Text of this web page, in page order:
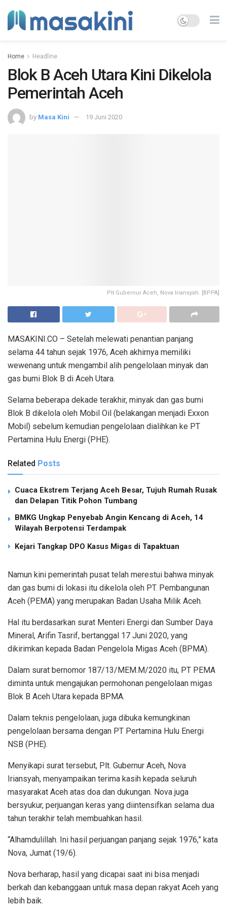
Home Headline
Blok B Aceh Utara Kini Dikelola
Pemerintah Aceh
by Masa Kini 19 Juni 2020
Plt Gubernur Aceh, Nova Iriansyah. [BPPA]
MASAKINI.CO – Setelah melewati penantian panjang
selama 44 tahun sejak 1976, Aceh akhirnya memiliki
wewenang untuk mengambil alih pengelolaan minyak dan
gas bumi Blok B di Aceh Utara.
Selama beberapa dekade terakhir, minyak dan gas bumi
Blok B dikelola oleh Mobil Oil (belakangan menjadi Exxon
Mobil) sebelum kemudian pengelolaan dialihkan ke PT
Pertamina Hulu Energi (PHE).
Related Posts
Cuaca Ekstrem Terjang Aceh Besar, Tujuh Rumah Rusak
dan Delapan Titik Pohon Tumbang
BMKG Ungkap Penyebab Angin Kencang di Aceh, 14
Wilayah Berpotensi Terdampak
Kejari Tangkap DPO Kasus Migas di Tapaktuan
Namun kini pemerintah pusat telah merestui bahwa minyak
dan gas bumi di lokasi itu dikelola oleh PT. Pembangunan
Aceh (PEMA) yang merupakan Badan Usaha Milik Aceh.
Hal itu berdasarkan surat Menteri Energi dan Sumber Daya
Mineral, Arifin Tasrif, bertanggal 17 Juni 2020, yang
dikirimkan kepada Badan Pengelola Migas Aceh (BPMA).
Dalam surat bernomor 187/13/MEM.M/2020 itu, PT PEMA
diminta untuk mengajukan permohonan pengelolaan migas
Blok B Aceh Utara kepada BPMA.
Dalam teknis pengelolaan, juga dibuka kemungkinan
pengelolaan bersama dengan PT Pertamina Hulu Energi
NSB (PHE).
Menyikapi surat tersebut, Plt. Gubernur Aceh, Nova
Iriansyah, menyampaikan terima kasih kepada seluruh
masyarakat Aceh atas doa dan dukungan. Nova juga
bersyukur, perjuangan keras yang diintensifkan selama dua
tahun terakhir telah membuahkan hasil.
“Alhamdulillah. Ini hasil perjuangan panjang sejak 1976,” kata
Nova, Jumat (19/6).
Nova berharap, hasil yang dicapai saat ini bisa menjadi
berkah dan kebanggaan untuk masa depan rakyat Aceh yang
lebih baik.